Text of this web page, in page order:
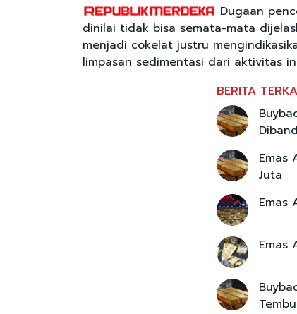
Dugaan
dinilai tidak bisa semata-mata
menjadi cokelat justru
limpasan sedimentasi dari aktivitas
BERITA
Emas
Juta
Emas
Emas